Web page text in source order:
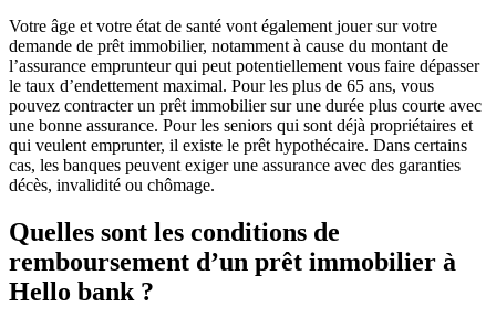
Votre âge et votre état de santé vont également jouer sur votre
demande de prêt immobilier, notamment à cause du montant de
l’assurance emprunteur qui peut potentiellement vous faire dépasser
le taux d’endettement maximal. Pour les plus de 65 ans, vous
pouvez contracter un prêt immobilier sur une durée plus courte avec
une bonne assurance. Pour les seniors qui sont déjà propriétaires et
qui veulent emprunter, il existe le prêt hypothécaire. Dans certains
cas, les banques peuvent exiger une assurance avec des garanties
décès, invalidité ou chômage.
Quelles sont les conditions de
remboursement d’un prêt immobilier à
Hello bank ?